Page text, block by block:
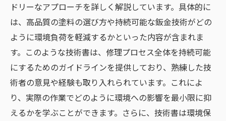
ドリーなアプローチを詳しく解説しています。具体的に
は、高品質の塗料の選び方や持続可能な鈑金技術がどの
ように環境負荷を軽減するかといった内容が含まれま
す。このような技術書は、修理プロセス全体を持続可能
にするためのガイドラインを提供しており、熟練した技
術者の意見や経験も取り入れられています。これによ
り、実際の作業でどのように環境への影響を最小限に抑
えるかを学ぶことができます。さらに、技術書は環境保